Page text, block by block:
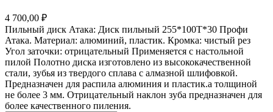
4 700,00 ₽
Пильный диск Атака: Диск пильный 255*100T*30 Профи
Атака. Материал: алюминий, пластик. Кромка: чистый рез
Угол заточки: отрицательный Применяется с настольной
пилой Полотно диска изготовлено из высококачественной
стали, зубья из твердого сплава с алмазной шлифовкой.
Предназначен для распила алюминия и пластик.а толщиной
не более 3 мм. Отрицательный наклон зуба предназначен для
более качественного пиления.